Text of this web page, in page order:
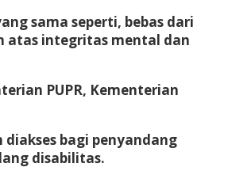
sama seperti, bebas dari
atas integritas mental dan
PUPR, Kementerian
bagi penyandang
disabilitas.